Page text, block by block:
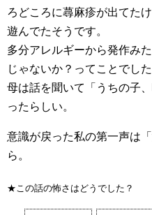
ろどころに蕁麻疹が出てた
遊んでたそうです。
多分アレルギーから発作み
じゃないか？ってことでした
母は話を聞いて「うちの子
ったらしい。
意識が戻った私の第一声は
ら。
★この話の怖さはどうでした？